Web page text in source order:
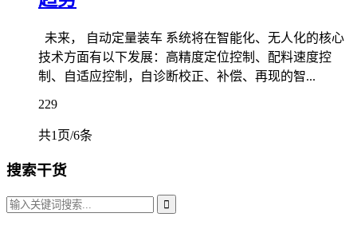
未来， 自动定量装车 系统将在智能化、无人化的核心
技术方面有以下发展：高精度定位控制、配料速度控
制、自适应控制，自诊断校正、补偿、再现的智...
229
共1页/6条
搜索干货